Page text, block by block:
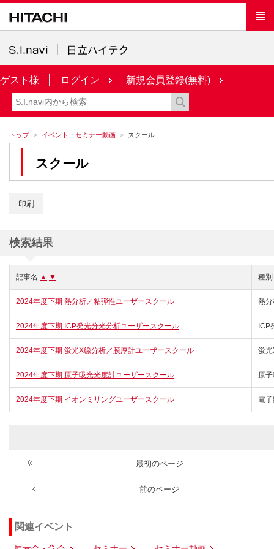
ゲスト様 ログイン 新規会員登録(無料)
トップ イベント・セミナー動画 スクール
スクール
印刷
検索結果
記事名 ▲ ▼ 種別
2024年度下期 熱分析／粘弾性ユーザースクール 熱
2024年度下期 ICP発光分光分析ユーザースクール ICP
2024年度下期 蛍光X線分析／膜厚計ユーザースクール 蛍
2024年度下期 原子吸光光度計ユーザースクール 原
2024年度下期 イオンミリングユーザースクール 電
最初のページ
前のページ
関連イベント